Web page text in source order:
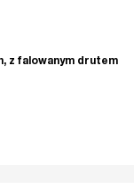
z falowanym drutem